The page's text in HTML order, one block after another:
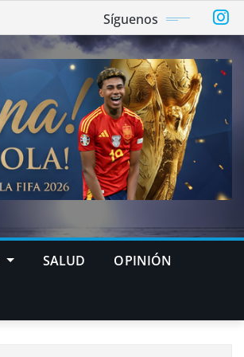
Síguenos
SALUD OPINIÓN